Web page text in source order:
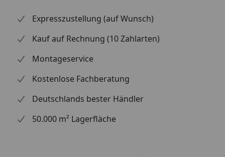
optisch ansprechende Einheit.
Befestigung:
von TraumGarten befestigt. Diese Pfosten sowie
passendes Befestigungsmaterial, ist nicht im
zu erwerben.
Was benötige ich zum Aufbau der TraumGarten
Expresszustellung (auf Wunsch)
Kauf auf Rechnung (10 Zahlarten)
Montageservice
Kostenlose Fachberatung
Deutschlands bester Händler
50.000 m² Lagerfläche